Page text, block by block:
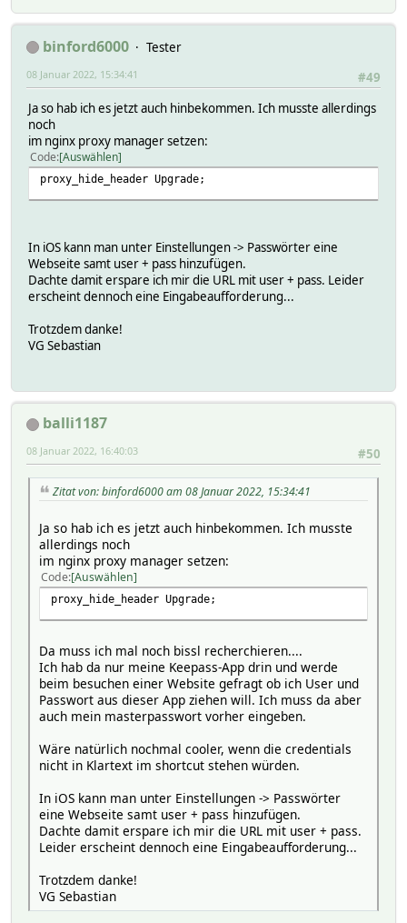
binford6000
Tester
#49
08 Januar 2022, 15:34:41
Ja so hab ich es jetzt auch hinbekommen. Ich musste allerdings
noch
im nginx proxy manager setzen:
Code Auswählen
proxy_hide_header Upgrade;
In iOS kann man unter Einstellungen -> Passwörter eine
Webseite samt user + pass hinzufügen.
Dachte damit erspare ich mir die URL mit user + pass. Leider
erscheint dennoch eine Eingabeaufforderung...
Trotzdem danke!
VG Sebastian
balli1187
#50
08 Januar 2022, 16:40:03
Zitat von: binford6000 am 08 Januar 2022, 15:34:41
Ja so hab ich es jetzt auch hinbekommen. Ich musste
allerdings noch
im nginx proxy manager setzen:
Code Auswählen
proxy_hide_header Upgrade;
Da muss ich mal noch bissl recherchieren....
Ich hab da nur meine Keepass-App drin und werde
beim besuchen einer Website gefragt ob ich User und
Passwort aus dieser App ziehen will. Ich muss da aber
auch mein masterpasswort vorher eingeben.
Wäre natürlich nochmal cooler, wenn die credentials
nicht in Klartext im shortcut stehen würden.
In iOS kann man unter Einstellungen -> Passwörter
eine Webseite samt user + pass hinzufügen.
Dachte damit erspare ich mir die URL mit user + pass.
Leider erscheint dennoch eine Eingabeaufforderung...
Trotzdem danke!
VG Sebastian